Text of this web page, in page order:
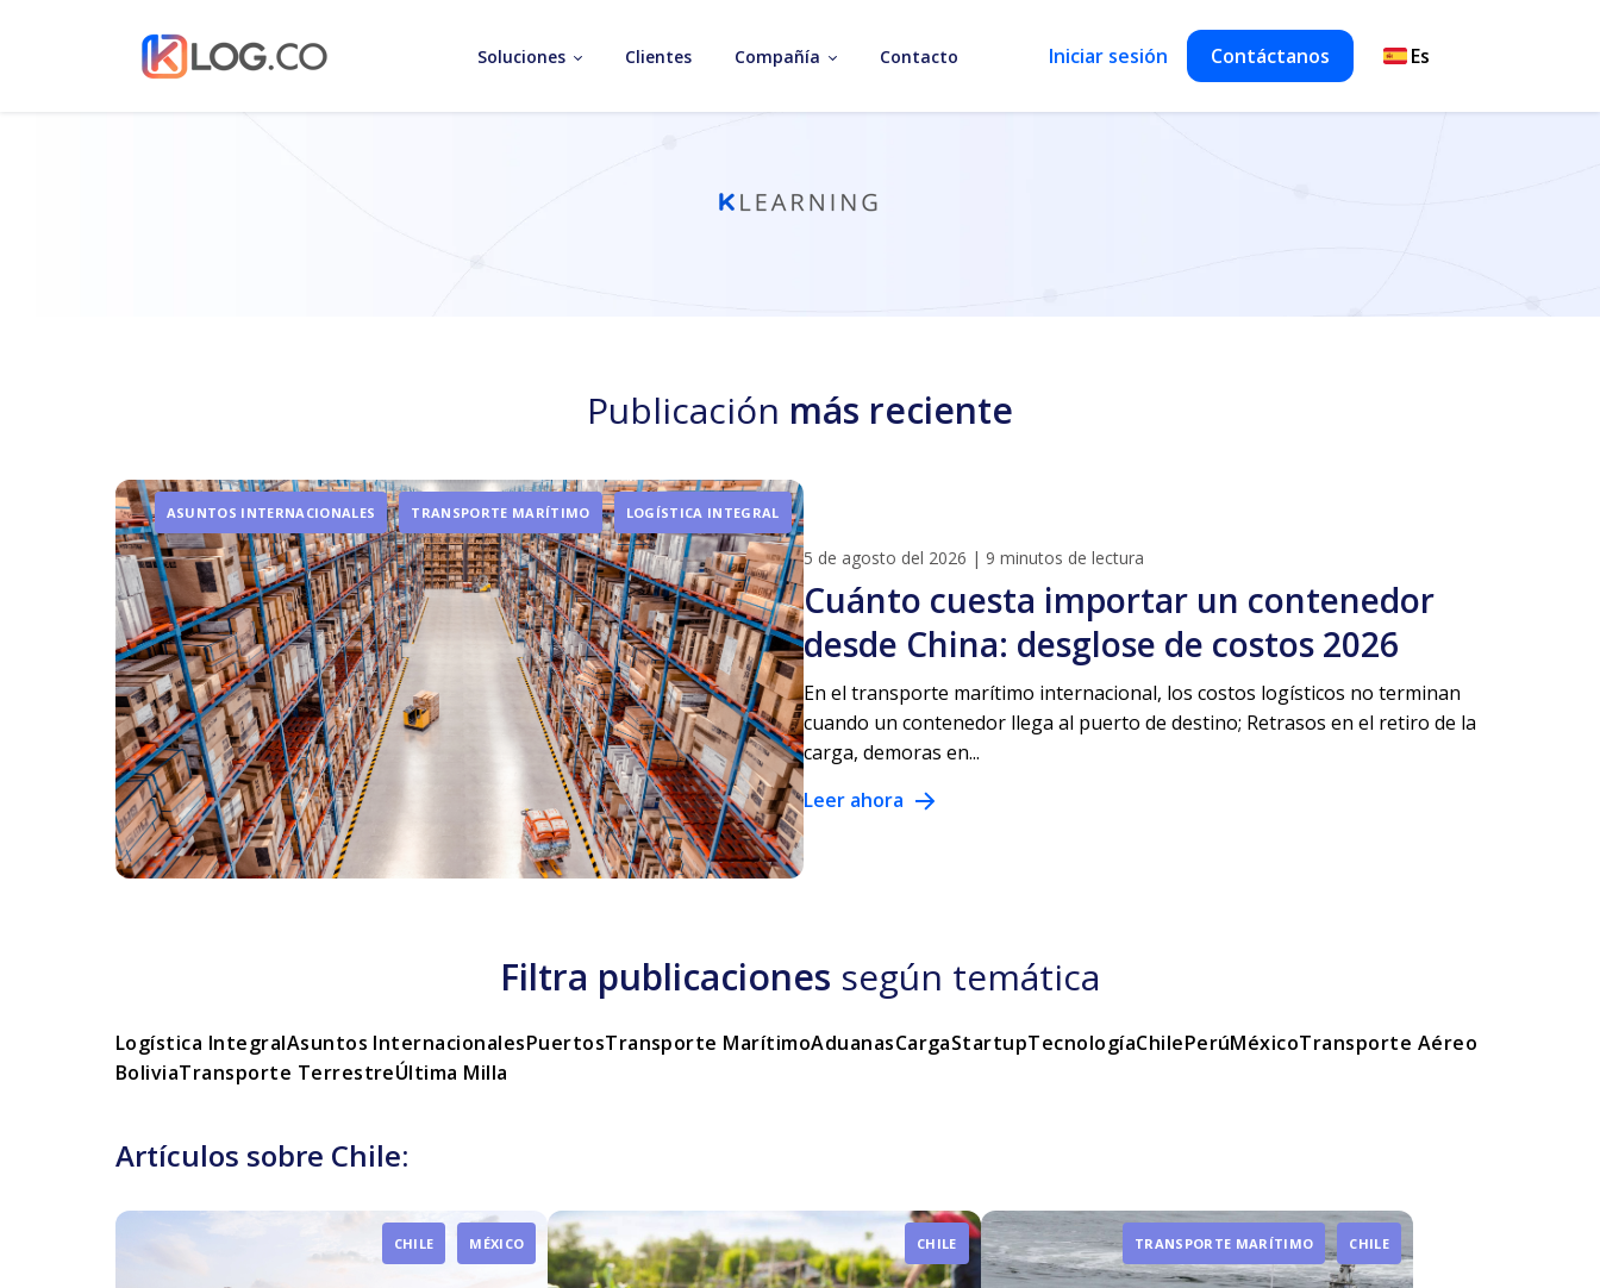
Soluciones Clientes Compañía Contacto Iniciar sesión Contáctanos
Publicación más reciente
ASUNTOS INTERNACIONALES TRANSPORTE MARÍTIMO LOGÍSTICA INTEGRAL
5 de agosto del 2026 | 9 minutos de lectura
Cuánto cuesta importar un contenedor
desde China: desglose de costos 2026
En el transporte marítimo internacional, los costos logísticos no terminan
cuando un contenedor llega al puerto de destino; Retrasos en el retiro de la
carga, demoras en...
Leer ahora
Filtra publicaciones según temática
Logística IntegralAsuntos InternacionalesPuertosTransporte MarítimoAduanasCargaStartupTecnologíaChilePerúMéxicoTransporte Aéreo
BoliviaTransporte TerrestreÚltima Milla
Artículos sobre Chile:
CHILE MÉXICO CHILE TRANSPORTE MARÍTIMO CHILE